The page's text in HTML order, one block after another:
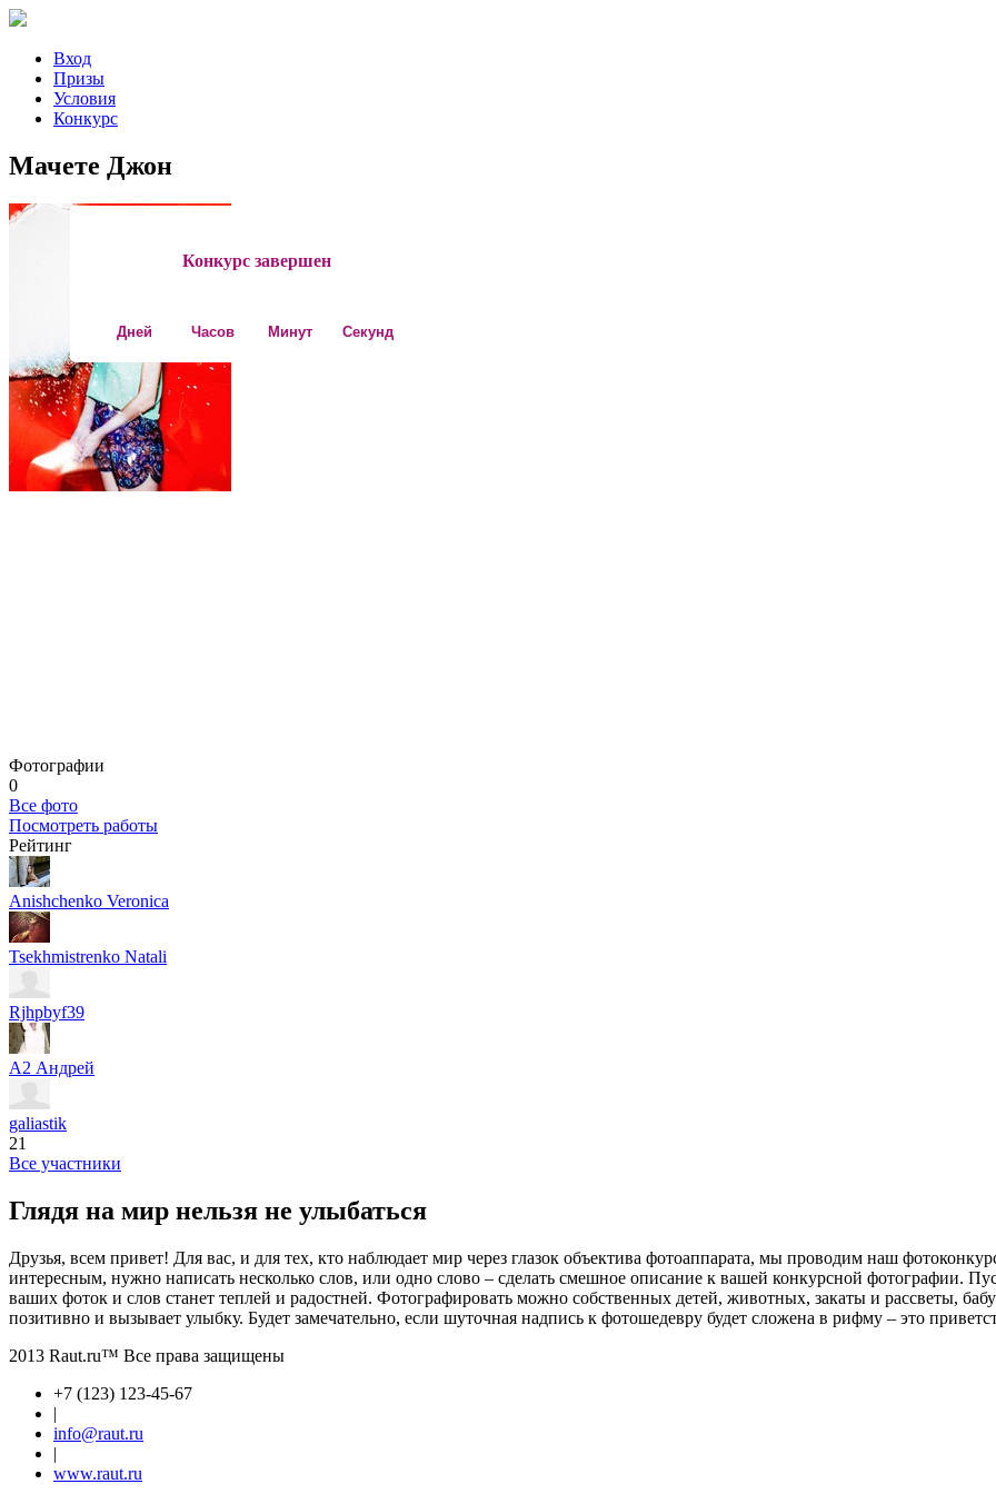
Вход
Призы
Условия
Конкурс
Мачете Джон
Фотографии
0
Все фото
Конкурс завершен
Дней Часов Минут Секунд
Посмотреть работы
Рейтинг
Anishchenko Veronica
Tsekhmistrenko Natali
Rjhpbyf39
А2 Андрей
galiastik
21
Все участники
Глядя на мир нельзя не улыбаться
Друзья, всем привет! Для вас, и для тех, кто наблюдает мир через глазок объектива фотоаппарата, мы проводим наш
интересным, нужно написать несколько слов, или одно слово – сделать смешное описание к вашей конкурсной фотографии.
ваших фоток и слов станет теплей и радостней. Фотографировать можно собственных детей, животных, закаты и рассветы,
позитивно и вызывает улыбку. Будет замечательно, если шуточная надпись к фотошедевру будет сложена в рифму – это
2013 Raut.ru™ Все права защищены
+7 (123) 123-45-67
|
info@raut.ru
|
www.raut.ru